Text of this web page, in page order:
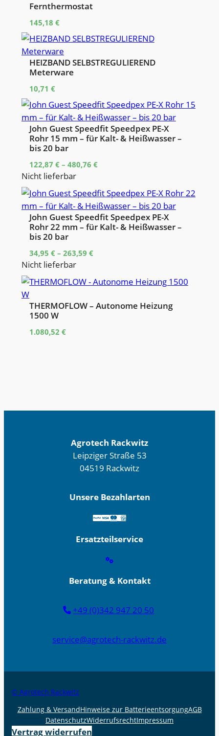
Fernthermostat
145,18 €
HEIZBAND SELBSTREGULIEREND
Meterware
10,71 €
John Guest Speedfit Speedpex PE-X
Rohr 15 mm – für Kalt- & Heißwasser –
bis 20 bar
122,87 €– 480,76 €
Nicht lieferbar
John Guest Speedfit Speedpex PE-X
Rohr 22 mm – für Kalt- & Heißwasser –
bis 20 bar
34,95 €– 263,59 €
Nicht lieferbar
THERMOFLOW – Autonome Heizung
1500 W
1.080,52 €
Agrotech Rackwitz
Leipziger Straße 53
04519 Rackwitz
Unsere Bezahlarten
Ersatzteilservice
Beratung & Kontakt
+49 (0)342 947 20 50
service@agrotech-rackwitz.de
© Agrotech Rackwitz
Zahlung & VersandHinweise zur BatterieentsorgungAGB
DatenschutzWiderrufsrechtImpressum
Vertrag widerrufen